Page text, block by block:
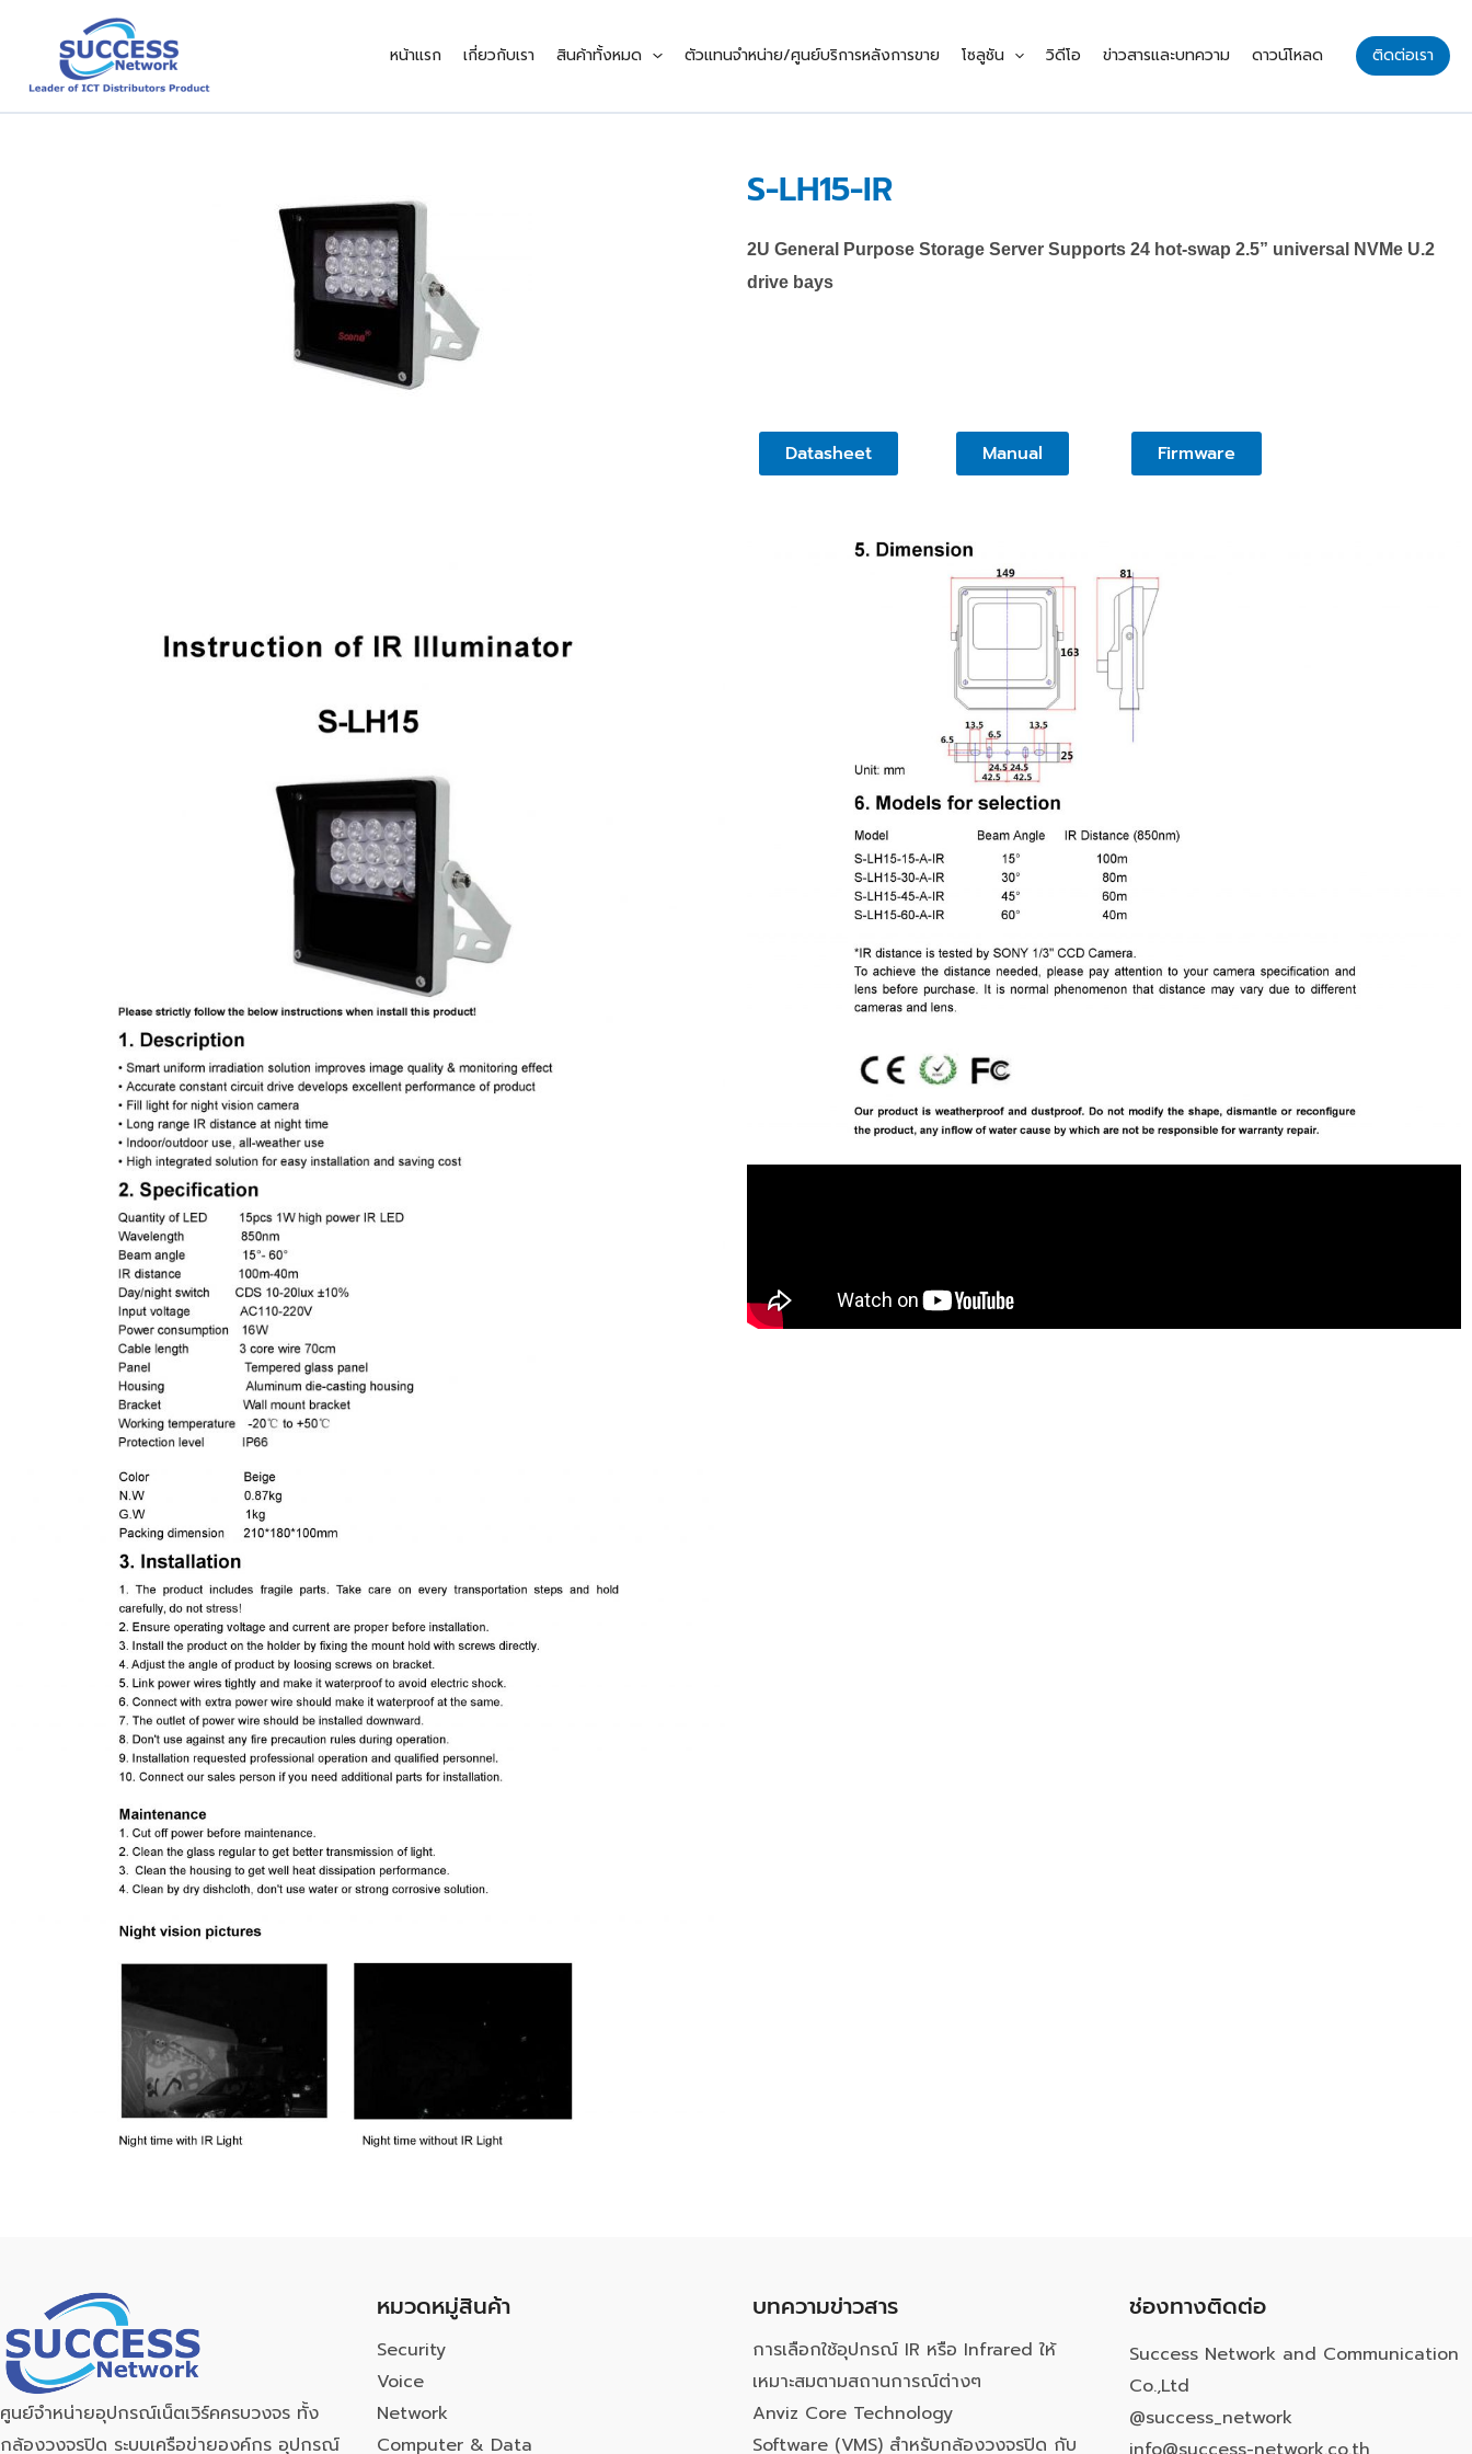
content
หน้าแรก เกี่ยวกับเรา สินค้าทั้งหมด ตัวแทนจำหน่าย/ศูนย์บริการหลังการขาย โซลูชัน วิดีโอ ข่าวสารและบทความ ดาวน์โหลด ติดต่อเรา
S-LH15-IR
2U General Purpose Storage Server Supports 24 hot-swap 2.5” universal NVMe U.2
drive bays
Datasheet Manual Firmware
ศูนย์จำหน่ายอุปกรณ์เน็ตเวิร์คครบวงจร ทั้ง
กล้องวงจรปิด ระบบเครือข่ายองค์กร อุปกรณ์
หมวดหมู่สินค้า
Security
Voice
Network
Computer & Data
บทความข่าวสาร
การเลือกใช้อุปกรณ์ IR หรือ Infrared ให้
เหมาะสมตามสถานการณ์ต่างๆ
Anviz Core Technology
Software (VMS) สำหรับกล้องวงจรปิด กับ
ช่องทางติดต่อ
Success Network and Communication
Co.,Ltd
@success_network